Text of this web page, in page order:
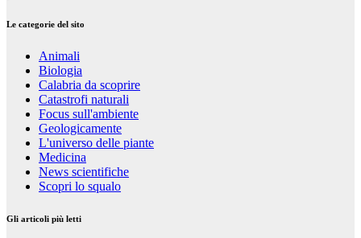
Le categorie del sito
Animali
Biologia
Calabria da scoprire
Catastrofi naturali
Focus sull'ambiente
Geologicamente
L'universo delle piante
Medicina
News scientifiche
Scopri lo squalo
Gli articoli più letti